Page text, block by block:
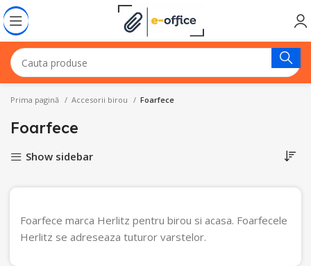
Prima pagină Accesorii birou Foarfece
Foarfece
Show sidebar
Foarfece marca Herlitz pentru birou si acasa. Foarfecele
Herlitz se adreseaza tuturor varstelor.